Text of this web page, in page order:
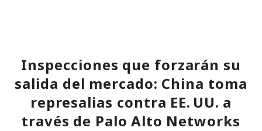
Inspecciones que forzarán su
salida del mercado: China toma
represalias contra EE. UU. a
través de Palo Alto Networks